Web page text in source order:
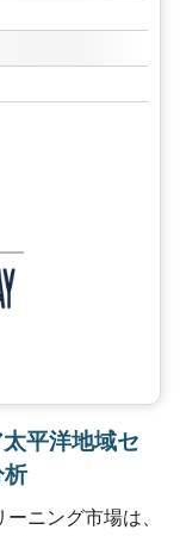
平洋地域セ
ニング市場は、